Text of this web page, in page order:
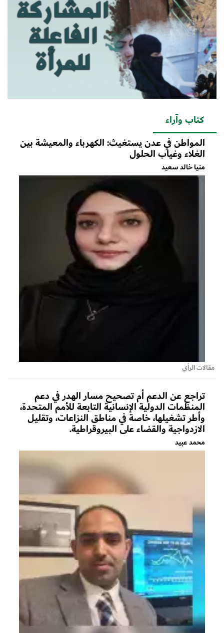
كتاب وآراء
المواطن في عدن يستغيث: الكهرباء والمعيشة بين
الغلاء وغياب الحلول
منيا خالد سعيد
مقالات الرأي
تراجع عن الدعم أم تصحيح مسار الهدر في دعم
المنظمات الدولية الإنسانية التابعة للأمم المتحدة،
وأطر تشغيلها، خاصة في مناطق النزاعات، وتقليل
الازدواجية والقضاء على البيروقراطية.
محمد عبيد